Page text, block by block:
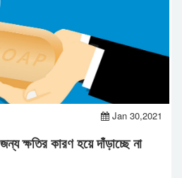
Jan 30,2021
ক্ষতির কারণ হয়ে দাঁড়াচ্ছে না